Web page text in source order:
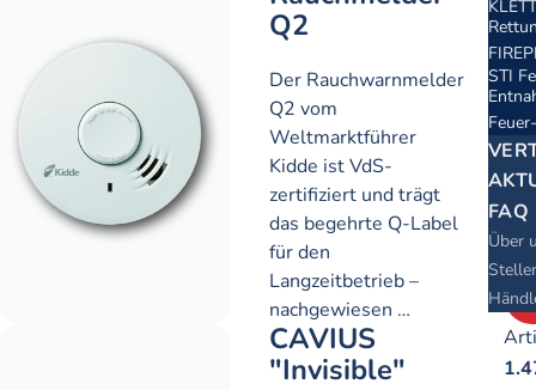
STI
FAQ
Über
Q2
Der Rauchwarnmelder
Q2 vom
Weltmarktführer
Kidde ist VdS-
zertifiziert und trägt
das begehrte Q-Label
für den
Langzeitbetrieb –
nachgewiesen …
CAVIUS
"Invisible"